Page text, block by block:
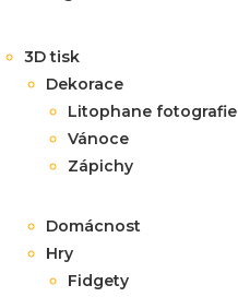
3D tisk
Dekorace
Litophane fotografie
Vánoce
Zápichy
Domácnost
Hry
Fidgety